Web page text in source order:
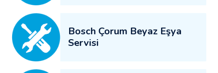
Bosch Çorum Beyaz Eşya
Servisi